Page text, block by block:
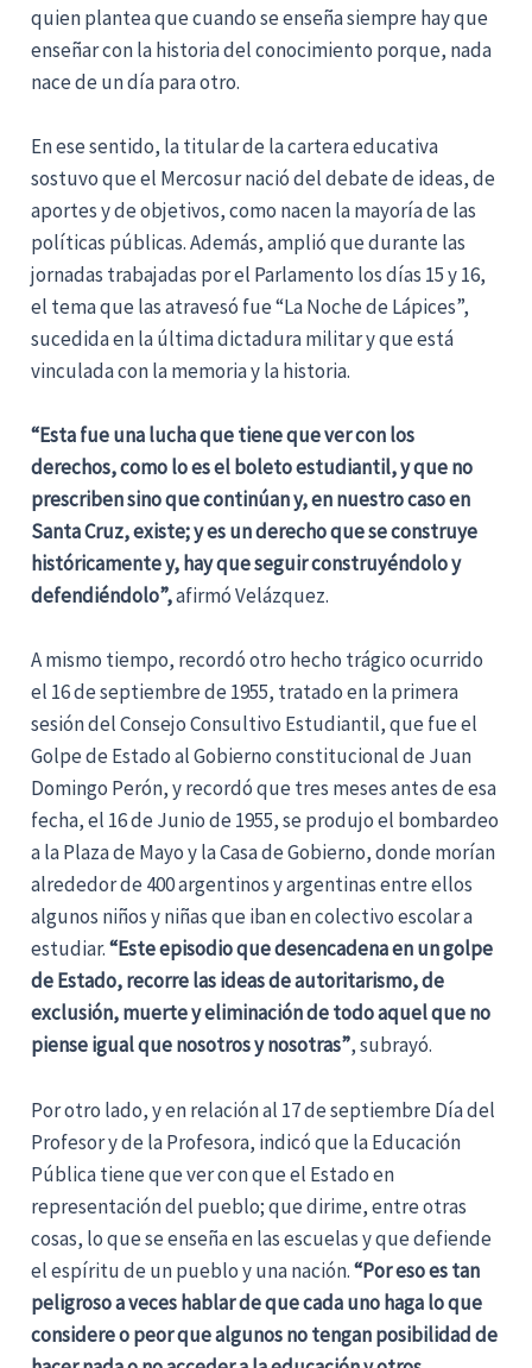
quien plantea que cuando se enseña siempre hay que
enseñar con la historia del conocimiento porque, nada
nace de un día para otro.
En ese sentido, la titular de la cartera educativa
sostuvo que el Mercosur nació del debate de ideas, de
aportes y de objetivos, como nacen la mayoría de las
políticas públicas. Además, amplió que durante las
jornadas trabajadas por el Parlamento los días 15 y 16,
el tema que las atravesó fue “La Noche de Lápices”,
sucedida en la última dictadura militar y que está
vinculada con la memoria y la historia.
“Esta fue una lucha que tiene que ver con los
derechos, como lo es el boleto estudiantil, y que no
prescriben sino que continúan y, en nuestro caso en
Santa Cruz, existe; y es un derecho que se construye
históricamente y, hay que seguir construyéndolo y
defendiéndolo”,afirmó Velázquez.
A mismo tiempo, recordó otro hecho trágico ocurrido
el 16 de septiembre de 1955, tratado en la primera
sesión del Consejo Consultivo Estudiantil, que fue el
Golpe de Estado al Gobierno constitucional de Juan
Domingo Perón, y recordó que tres meses antes de esa
fecha, el 16 de Junio de 1955, se produjo el bombardeo
a la Plaza de Mayo y la Casa de Gobierno, donde morían
alrededor de 400 argentinos y argentinas entre ellos
algunos niños y niñas que iban en colectivo escolar a
estudiar.“Este episodio que desencadena en un golpe
de Estado, recorre las ideas de autoritarismo, de
exclusión, muerte y eliminación de todo aquel que no
piense igual que nosotros y nosotras”, subrayó.
Por otro lado, y en relación al 17 de septiembre Día del
Profesor y de la Profesora, indicó que la Educación
Pública tiene que ver con que el Estado en
representación del pueblo; que dirime, entre otras
cosas, lo que se enseña en las escuelas y que defiende
el espíritu de un pueblo y una nación.“Por eso es tan
peligroso a veces hablar de que cada uno haga lo que
considere o peor que algunos no tengan posibilidad de